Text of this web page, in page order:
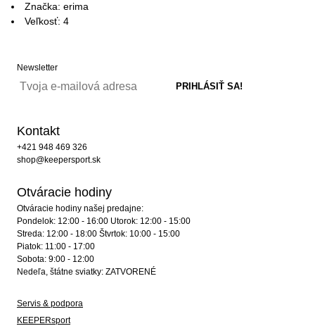
Značka: erima
Veľkosť: 4
Newsletter
Kontakt
+421 948 469 326
shop@keepersport.sk
Otváracie hodiny
Otváracie hodiny našej predajne:
Pondelok: 12:00 - 16:00 Utorok: 12:00 - 15:00
Streda: 12:00 - 18:00 Štvrtok: 10:00 - 15:00
Piatok: 11:00 - 17:00
Sobota: 9:00 - 12:00
Nedeľa, štátne sviatky: ZATVORENÉ
Servis & podpora
KEEPERsport